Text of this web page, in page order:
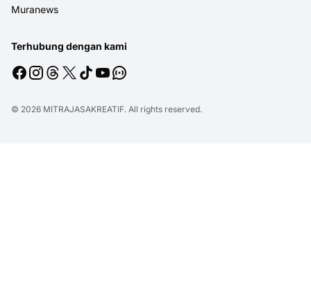
Muranews
Terhubung dengan kami
© 2026 MITRAJASAKREATIF. All rights reserved.